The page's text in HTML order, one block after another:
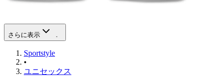
さらに表示
Sportstyle
•
ユニセックス